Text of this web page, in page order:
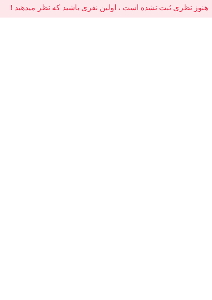
هنوز نظری ثبت نشده است ، اولین نفری باشید که نظر میدهید !